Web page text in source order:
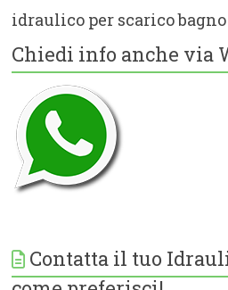
idraulico per scarico
Chiedi info anche via
Contatta il tuo